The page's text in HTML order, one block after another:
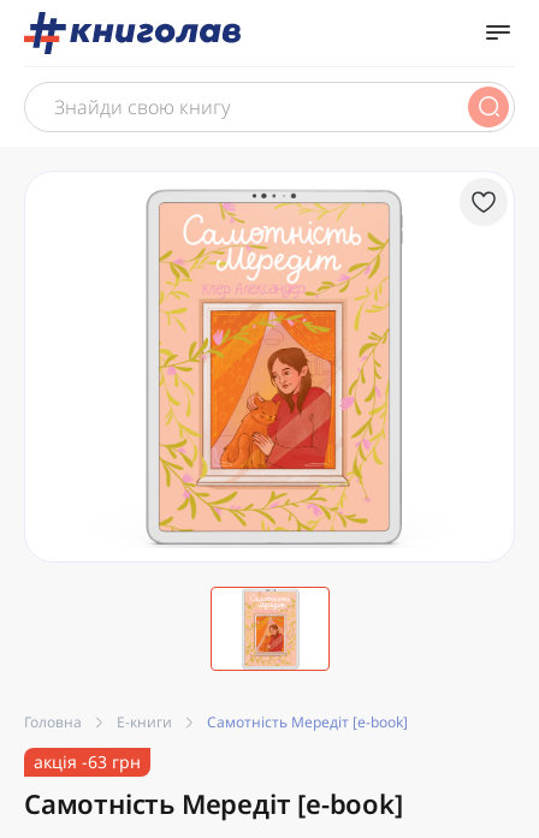
Головна Е-книги Самотність Мередіт [e-book]
акція -63 грн
Самотність Мередіт [e-book]